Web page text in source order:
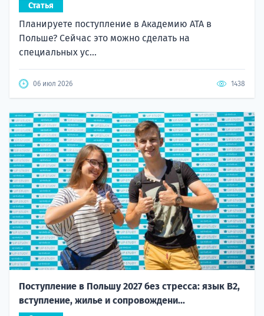
Статья
Планируете поступление в Академию ATA в
Польше? Сейчас это можно сделать на
специальных ус...
06 июл 2026 1438
Поступление в Польшу 2027 без стресса: язык B2,
вступление, жилье и сопровождени...